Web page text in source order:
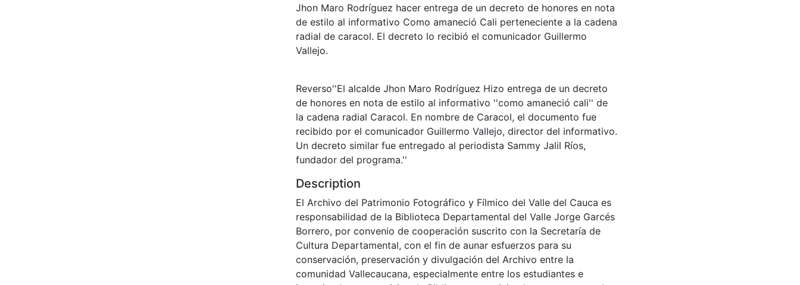
Jhon Maro Rodríguez hacer entrega de un decreto de honores en nota
de estilo al informativo Como amaneció Cali perteneciente a la cadena
radial de caracol. El decreto lo recibió el comunicador Guillermo
Vallejo.
Reverso''El alcalde Jhon Maro Rodríguez Hizo entrega de un decreto
de honores en nota de estilo al informativo ''como amaneció cali'' de
la cadena radial Caracol. En nombre de Caracol, el documento fue
recibido por el comunicador Guillermo Vallejo, director del informativo.
Un decreto similar fue entregado al periodista Sammy Jalil Ríos,
fundador del programa.''
Description
El Archivo del Patrimonio Fotográfico y Fílmico del Valle del Cauca es
responsabilidad de la Biblioteca Departamental del Valle Jorge Garcés
Borrero, por convenio de cooperación suscrito con la Secretaría de
Cultura Departamental, con el fin de aunar esfuerzos para su
conservación, preservación y divulgación del Archivo entre la
comunidad Vallecaucana, especialmente entre los estudiantes e